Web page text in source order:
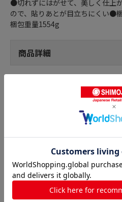
●切れずにはがせて、美しく仕上
ので、貼りあとが目立ちにくい
梱包重量1554g
商品詳細
一般両面テープの人気商品と